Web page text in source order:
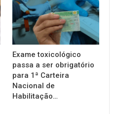
Exame toxicológico
passa a ser obrigatório
para 1ª Carteira
Nacional de
Habilitação…